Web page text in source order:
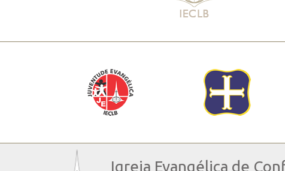
Igreja Evangélica de